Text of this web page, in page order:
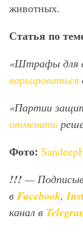
животных.
Статья по
«Штрафы для
варьироваться
«Партии
отменить
Фото:
!!! —
вFacebook,
канал в